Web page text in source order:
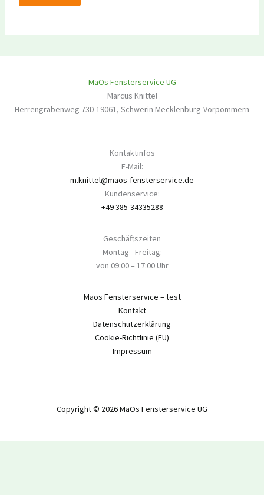
MaOs Fensterservice UG
Marcus Knittel
Herrengrabenweg 73D 19061, Schwerin Mecklenburg-Vorpommern
Kontaktinfos
E-Mail:
m.knittel@maos-fensterservice.de
Kundenservice:
+49 385-34335288
Geschäftszeiten
Montag - Freitag:
von 09:00 – 17:00 Uhr
Maos Fensterservice – test
Kontakt
Datenschutzerklärung
Cookie-Richtlinie (EU)
Impressum
Copyright © 2026 MaOs Fensterservice UG